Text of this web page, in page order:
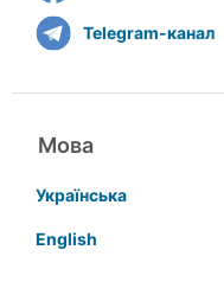
Telegram-канал
Мова
Українська
English